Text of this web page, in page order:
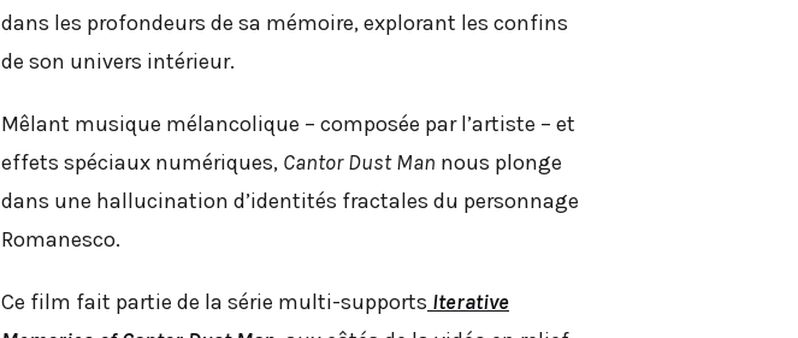
dans les profondeurs de sa mémoire, explorant les confins
de son univers intérieur.
Mêlant musique mélancolique – composée par l’artiste – et
effets spéciaux numériques, Cantor Dust Man nous plonge
dans une hallucination d’identités fractales du personnage
Romanesco.
Ce film fait partie de la série multi-supports Iterative